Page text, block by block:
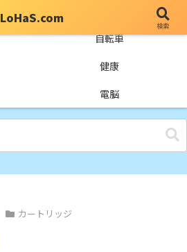
自転車
健康
電脳
カートリッジ
LoHaS.com
検索